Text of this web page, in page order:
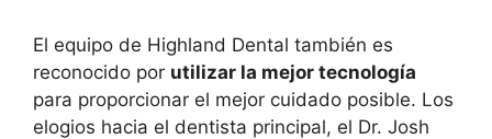
El equipo de Highland Dental también es
reconocido por utilizar la mejor tecnología
para proporcionar el mejor cuidado posible. Los
elogios hacia el dentista principal, el Dr. Josh